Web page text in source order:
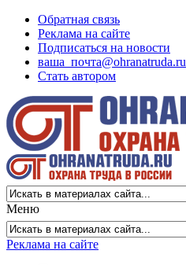
Обратная связь
Реклама на сайте
Подписаться на новости
ваша_почта@ohranatruda.ru
Стать автором
Меню
Реклама на сайте